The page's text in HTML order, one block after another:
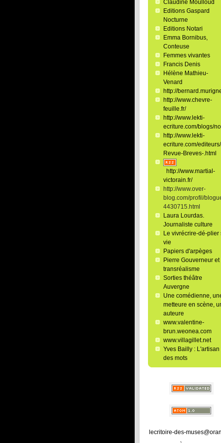
Claudine Moulloud
Editions Gaspard
Nocturne
Editions Notari
Emma Bornibus,
Conteuse
Femmes vivantes
Francis Denis
Hélène Mathieu-
Venard
http://
http://www.chevre-
feuille.fr/
http://www.lekti-
ecriture.com/blogs/
http://www.lekti-
ecriture.com/
Revue-Breves-.html
http://www.martial-
victorain.fr/
http://www.over-
blog.com/profil/
4430715.html
Laura Lourdas.
Journaliste culture
Le vivrécrire-dé-plier
vie
Papiers d'arpèges
Pierre Gouverneur et
transréalisme
Sorties théâtre
Auvergne
Une comédienne,
metteure en scène,
auteure
www.valentine-
brun.weonea.com
www.villagillet.net
Yves Bailly : L'artisan
des mots
lecritoire-des-